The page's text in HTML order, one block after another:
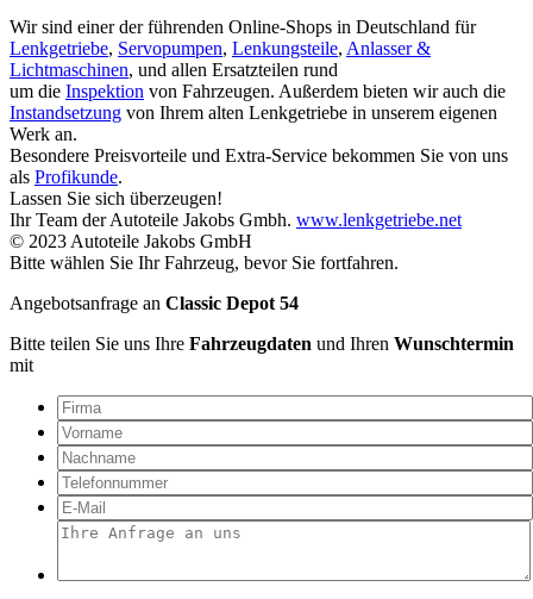
Wir sind einer der führenden Online-Shops in Deutschland für
Lenkgetriebe, Servopumpen, Lenkungsteile, Anlasser &
Lichtmaschinen, und allen Ersatzteilen rund
um die Inspektion von Fahrzeugen. Außerdem bieten wir auch die
Instandsetzung von Ihrem alten Lenkgetriebe in unserem eigenen
Werk an.
Besondere Preisvorteile und Extra-Service bekommen Sie von uns
als Profikunde.
Lassen Sie sich überzeugen!
Ihr Team der Autoteile Jakobs Gmbh. www.lenkgetriebe.net
© 2023 Autoteile Jakobs GmbH
Bitte wählen Sie Ihr Fahrzeug, bevor Sie fortfahren.
Angebotsanfrage an Classic Depot 54
Bitte teilen Sie uns Ihre Fahrzeugdaten und Ihren Wunschtermin
mit